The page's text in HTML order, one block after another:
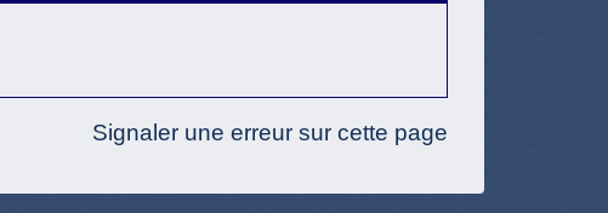
Signaler une erreur sur cette page